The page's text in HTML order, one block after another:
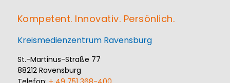
Kompetent. Innovativ. Persönlich.
Kreismedienzentrum Ravensburg
St.-Martinus-Straße 77
88212 Ravensburg